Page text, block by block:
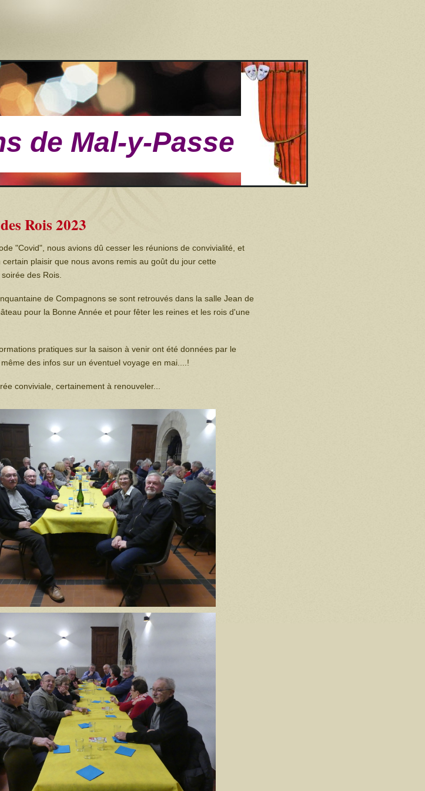
de Mal-y-Passe
Rois 2023
"Covid", nous avions dû cesser les réunions de convivialité, et
certain plaisir que nous avons remis au goût du jour cette
des Rois.
de Compagnons se sont retrouvés dans la salle Jean de
pour la Bonne Année et pour fêter les reines et les rois d'une
pratiques sur la saison à venir ont été données par le
des infos sur un éventuel voyage en mai....!
conviviale, certainement à renouveler...